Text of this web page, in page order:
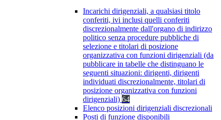
Incarichi dirigenziali, a qualsiasi titolo
conferiti, ivi inclusi quelli conferiti
discrezionalmente dall'organo di indirizzo
politico senza procedure pubbliche di
selezione e titolari di posizione
organizzativa con funzioni dirigenziali (da
pubblicare in tabelle che distinguano le
seguenti situazioni: dirigenti, dirigenti
individuati discrezionalmente, titolari di
posizione organizzativa con funzioni
dirigenziali) 64
Elenco posizioni dirigenziali discrezionali
Posti di funzione disponibili